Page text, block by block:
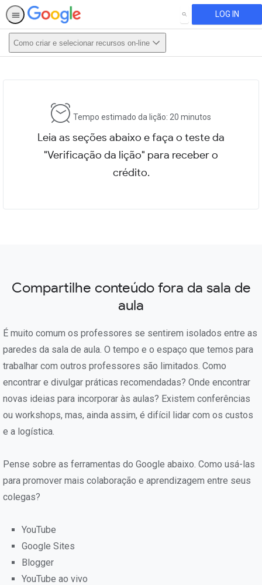
SEARCH LOG IN
Como criar e selecionar recursos on-line
Tempo estimado da lição: 20 minutos
Leia as seções abaixo e faça o teste da
"Verificação da lição" para receber o
crédito.
Compartilhe conteúdo fora da sala de
aula
É muito comum os professores se sentirem isolados entre as
paredes da sala de aula. O tempo e o espaço que temos para
trabalhar com outros professores são limitados. Como
encontrar e divulgar práticas recomendadas? Onde encontrar
novas ideias para incorporar às aulas? Existem conferências
ou workshops, mas, ainda assim, é difícil lidar com os custos
e a logística.
Pense sobre as ferramentas do Google abaixo. Como usá-las
para promover mais colaboração e aprendizagem entre seus
colegas?
YouTube
Google Sites
Blogger
YouTube ao vivo